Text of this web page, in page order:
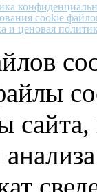
cookie
и ценовая